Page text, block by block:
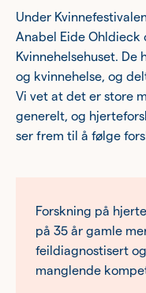
Under
Anabel Eide Ohldieck
Kvinnehelsehuset.
og kvinnehelse, og
Vi vet at det er store
generelt, og
ser frem til å følge
Forskning på
på 35 år gamle
feildiagnostisert
manglende